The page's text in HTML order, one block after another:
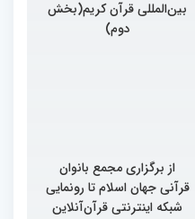
بین‌المللی قرآن کریم(بخش
دوم)
از برگزاری مجمع بانوان
قرآنی جهان اسلام تا رونمایی
شبکه اینترنتی قرآن‌آنلاین